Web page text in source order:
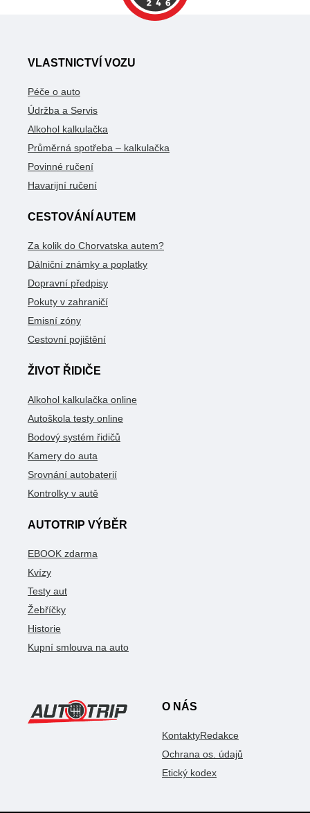
VLASTNICTVÍ VOZU
Péče o auto
Údržba a Servis
Alkohol kalkulačka
Průměrná spotřeba – kalkulačka
Povinné ručení
Havarijní ručení
CESTOVÁNÍ AUTEM
Za kolik do Chorvatska autem?
Dálniční známky a poplatky
Dopravní předpisy
Pokuty v zahraničí
Emisní zóny
Cestovní pojištění
ŽIVOT ŘIDIČE
Alkohol kalkulačka online
Autoškola testy online
Bodový systém řidičů
Kamery do auta
Srovnání autobaterií
Kontrolky v autě
AUTOTRIP VÝBĚR
EBOOK zdarma
Kvízy
Testy aut
Žebříčky
Historie
Kupní smlouva na auto
O NÁS
KontaktyRedakce
Ochrana os. údajů
Etický kodex